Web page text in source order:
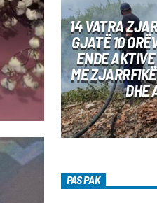
14 VATRA
GJATË 10
ENDE
ME
DHE
PAS PAK